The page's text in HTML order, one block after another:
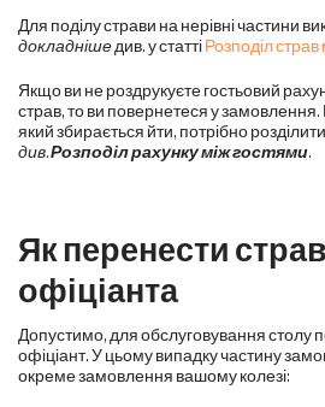
Для поділу страви на нерівні частини
докладнішедив. у статтіРозподіл страв
Якщо ви не роздрукуєте гостьовий
страв, то ви повернетеся у
який збирається йти, потрібно
див.Розподіл рахунку між гостями.
Як перенести
офіціанта
Допустимо, для обслуговування столу
офіціант. У цьому випадку частину
окреме замовлення вашому колезі: